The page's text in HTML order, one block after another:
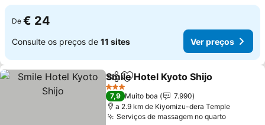
De € 24
Consulte os preços de 11 sites Ver preços
PartilharAdicionar aos favoritos
Smile Hotel Kyoto Shijo
3 Estrelas
7,9 Muito boa
7.990
a 2.9 km de Kiyomizu-dera Temple
Serviços de massagem no quartoVer